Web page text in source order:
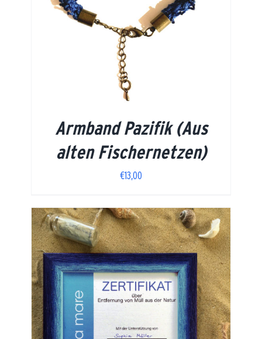
Armband Pazifik (Aus
alten Fischernetzen)
€13,00